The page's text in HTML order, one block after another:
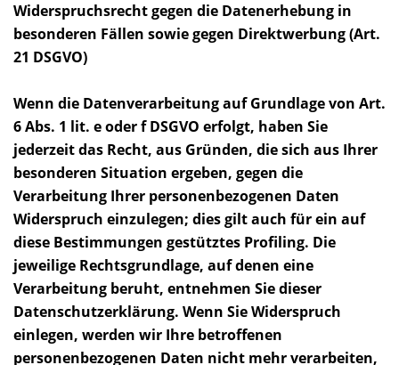
Widerspruchsrecht gegen die Datenerhebung in
besonderen Fällen sowie gegen Direktwerbung (Art.
21 DSGVO)
Wenn die Datenverarbeitung auf Grundlage von Art.
6 Abs. 1 lit. e oder f DSGVO erfolgt, haben Sie
jederzeit das Recht, aus Gründen, die sich aus Ihrer
besonderen Situation ergeben, gegen die
Verarbeitung Ihrer personenbezogenen Daten
Widerspruch einzulegen; dies gilt auch für ein auf
diese Bestimmungen gestütztes Profiling. Die
jeweilige Rechtsgrundlage, auf denen eine
Verarbeitung beruht, entnehmen Sie dieser
Datenschutzerklärung. Wenn Sie Widerspruch
einlegen, werden wir Ihre betroffenen
personenbezogenen Daten nicht mehr verarbeiten,